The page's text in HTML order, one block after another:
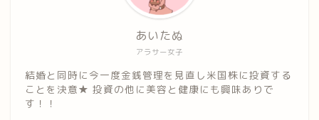
アラサー女子
あいたぬ
結婚と同時に今一度金銭管理を見直し米国株に投資する
ことを決意★ 投資の他に美容と健康にも興味ありで
す！！